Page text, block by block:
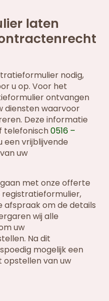
laten
nodig,
u op. Voor het
ontvangen
diensten waarvoor
Deze informatie
telefonisch0516 –
een vrijblijvende
uw
met onze offerte
afspraak om de details
wij alle
uw
Na dit
mogelijk een
van uw